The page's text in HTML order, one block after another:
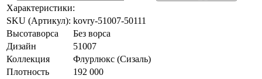
Характеристики:
SKU (Артикул): kovry-51007-50111
Высотаворса
Без ворса
Дизайн
51007
Коллекция
Флурлюкс (Сизаль)
Плотность
192 000